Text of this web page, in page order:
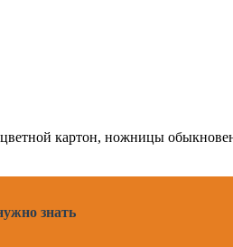
цветной картон, ножницы
знать